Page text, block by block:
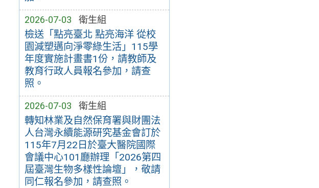
2026-07-03 衛生組
檢送「點亮臺北 點亮海洋 從校
園減塑邁向淨零綠生活」115學
年度實施計畫書1份，請教師及
教育行政人員報名參加，請查
照。
2026-07-03 衛生組
轉知林業及自然保育署與財團法
人台灣永續能源研究基金會訂於
115年7月22日於臺大醫院國際
會議中心101廳辦理「2026第四
屆臺灣生物多樣性論壇」，敬請
同仁報名參加，請查照。